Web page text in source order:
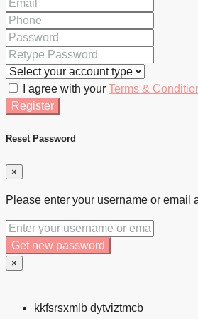
I agree with your Terms &
Register
Reset Password
×
Please enter your username or
Get new password
×
kkfsrsxmlb dytviztmcb